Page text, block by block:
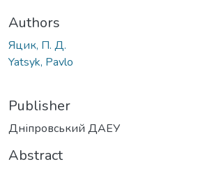
Authors
Яцик, П. Д.
Yatsyk, Pavlo
Publisher
Дніпровський ДАЕУ
Abstract